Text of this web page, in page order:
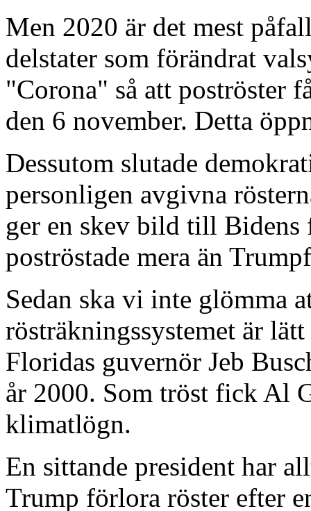
Men 2020 är det mest
delstater som förändrat
"Corona" så att poströster
den 6 november. Detta
Dessutom slutade
personligen avgivna
ger en skev bild till Bidens
poströstade mera än
Sedan ska vi inte glömma
rösträkningssystemet är
Floridas guvernör Jeb
år 2000. Som tröst fick Al
klimatlögn.
En sittande president har
Trump förlora röster efter